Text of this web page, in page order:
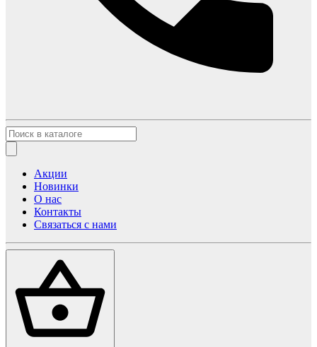
Акции
Новинки
О нас
Контакты
Связаться с нами